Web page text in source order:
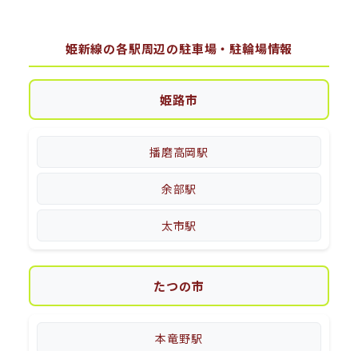
姫新線の各駅周辺の駐車場・駐輪場情報
姫路市
播磨高岡駅
余部駅
太市駅
たつの市
本竜野駅